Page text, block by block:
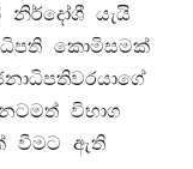
යැයි
කොමිසමක්
විභාග
වීමට ඇති